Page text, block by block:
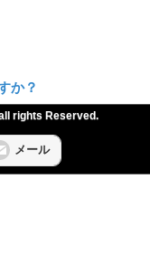
か？
rights Reserved.
メール